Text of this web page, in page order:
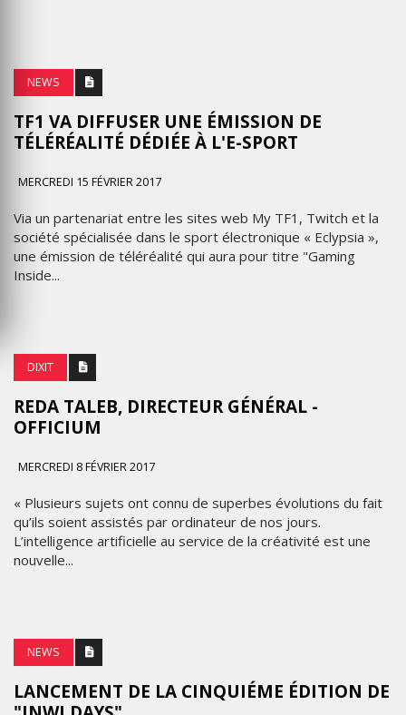
NEWS
TF1 VA DIFFUSER UNE ÉMISSION DE
TÉLÉRÉALITÉ DÉDIÉE À L'E-SPORT
MERCREDI 15 FÉVRIER 2017
Via un partenariat entre les sites web My TF1, Twitch et la
société spécialisée dans le sport électronique « Eclypsia »,
une émission de téléréalité qui aura pour titre "Gaming
Inside...
DIXIT
REDA TALEB, DIRECTEUR GÉNÉRAL -
OFFICIUM
MERCREDI 8 FÉVRIER 2017
« Plusieurs sujets ont connu de superbes évolutions du fait
qu’ils soient assistés par ordinateur de nos jours.
L’intelligence artificielle au service de la créativité est une
nouvelle...
NEWS
LANCEMENT DE LA CINQUIÉME ÉDITION DE